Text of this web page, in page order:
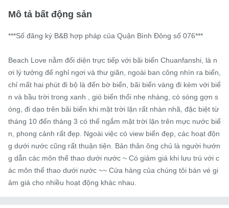
Mô tả bất động sản
***Số đăng ký B&B hợp pháp của Quận Bình Đông số 076***
Beach Love nằm đối diện trực tiếp với bãi biển Chuanfanshi, là n
ơi lý tưởng để nghỉ ngơi và thư giãn, ngoài ban công nhìn ra biển,
chỉ mất hai phút đi bộ là đến bờ biển, bãi biển vàng đi kèm với biể
n và bầu trời trong xanh , gió biển thổi nhẹ nhàng, có sóng gợn s
óng, đi dạo trên bãi biển khi mặt trời lặn rất nhàn nhã, đặc biệt từ
tháng 10 đến tháng 3 có thể ngắm mặt trời lặn trên mực nước biể
n, phong cảnh rất đẹp. Ngoài việc có view biển đẹp, các hoạt độn
g dưới nước cũng rất thuận tiện. Bản thân ông chủ là người hướn
g dẫn các môn thể thao dưới nước ~ Có giảm giá khi lưu trú với c
ác môn thể thao dưới nước ~~ Cửa hàng của chúng tôi bán vé gi
ảm giá cho nhiều hoạt động khác nhau.